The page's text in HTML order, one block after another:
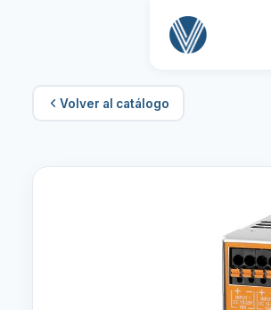
Volver al catálogo